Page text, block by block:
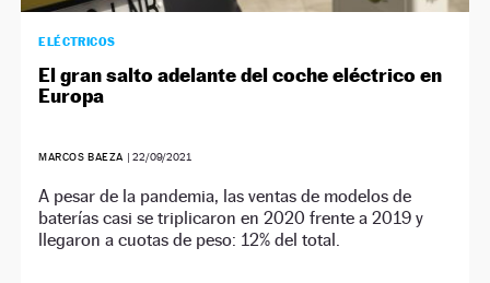
ELÉCTRICOS
El gran salto adelante del coche eléctrico en
Europa
MARCOS BAEZA | 22/09/2021
A pesar de la pandemia, las ventas de modelos de
baterías casi se triplicaron en 2020 frente a 2019 y
llegaron a cuotas de peso: 12% del total.